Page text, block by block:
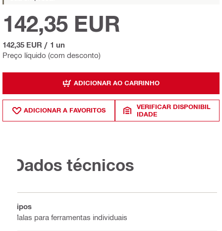
Preço líquido (com desconto)
142,35 EUR
142,35 EUR / 1 un
ADICIONAR AO CARRINHO
ADICIONAR A FAVORITOS
VERIFICAR DISPONIBIL
IDADE
Dados técnicos
Tipos
Malas para ferramentas individuais